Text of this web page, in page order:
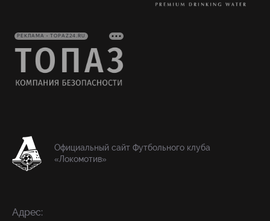
РЕКЛАМА • TOPAZ24.RU
Официальный сайт Футбольного клуба
«Локомотив»
Адрес: